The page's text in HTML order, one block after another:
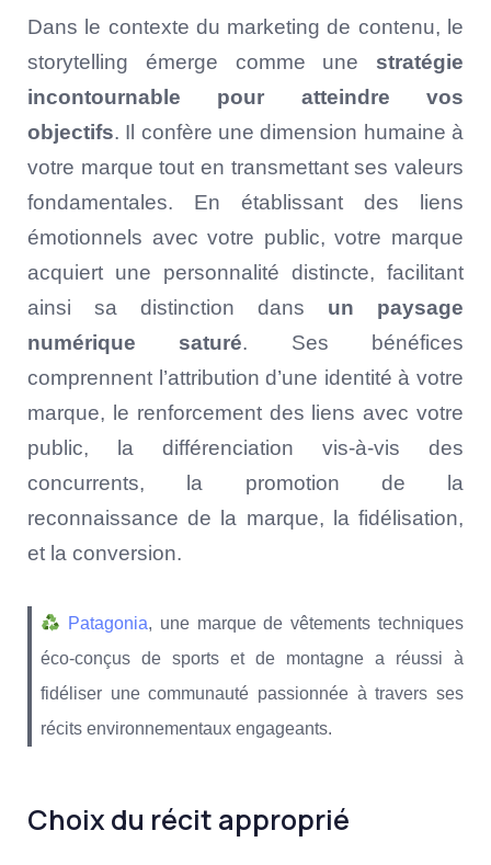
Dans le contexte du marketing de contenu, le
storytelling émerge comme une stratégie
incontournable pour atteindre vos
objectifs. Il confère une dimension humaine à
votre marque tout en transmettant ses valeurs
fondamentales. En établissant des liens
émotionnels avec votre public, votre marque
acquiert une personnalité distincte, facilitant
ainsi sa distinction dans un paysage
numérique saturé. Ses bénéfices
comprennent l’attribution d’une identité à votre
marque, le renforcement des liens avec votre
public, la différenciation vis-à-vis des
concurrents, la promotion de la
reconnaissance de la marque, la fidélisation,
et la conversion.
Patagonia, une marque de vêtements techniques
éco-conçus de sports et de montagne a réussi à
fidéliser une communauté passionnée à travers ses
récits environnementaux engageants.
Choix du récit approprié